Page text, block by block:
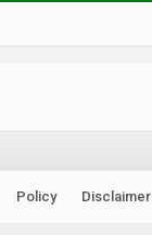
Policy Disclaimer